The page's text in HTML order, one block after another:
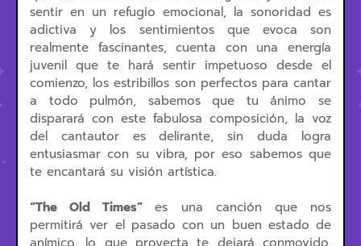
sentir en un refugio emocional, la sonoridad es
adictiva y los sentimientos que evoca son
realmente fascinantes, cuenta con una energía
juvenil que te hará sentir impetuoso desde el
comienzo, los estribillos son perfectos para cantar
a todo pulmón, sabemos que tu ánimo se
disparará con este fabulosa composición, la voz
del cantautor es delirante, sin duda logra
entusiasmar con su vibra, por eso sabemos que
te encantará su visión artística.
“The Old Times”es una canción que nos
permitirá ver el pasado con un buen estado de